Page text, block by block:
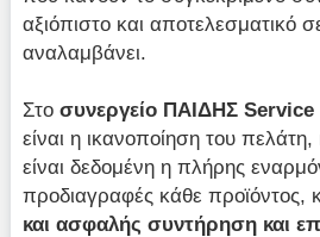
αξιόπιστο και αποτελεσματικό
αναλαμβάνει.
Στοσυνεργείο ΠΑΙΔΗΣService
είναι η ικανοποίηση του
είναι δεδομένη η πλήρης
προδιαγραφές κάθε προϊόντος,
και ασφαλής συντήρηση και